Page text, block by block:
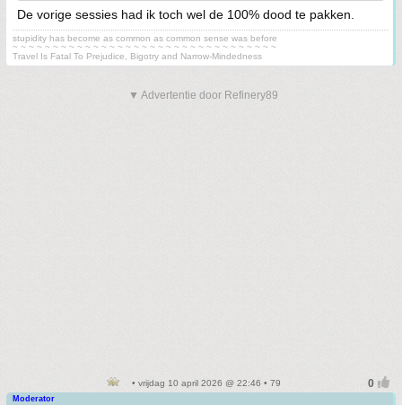
De vorige sessies had ik toch wel de 100% dood te pakken.
stupidity has become as common as common sense was before
~ ~ ~ ~ ~ ~ ~ ~ ~ ~ ~ ~ ~ ~ ~ ~ ~ ~ ~ ~ ~ ~ ~ ~ ~ ~ ~ ~ ~ ~ ~ ~ ~
Travel Is Fatal To Prejudice, Bigotry and Narrow-Mindedness
▼ Advertentie door Refinery89
• vrijdag 10 april 2026 @ 22:46 • 79
Moderator